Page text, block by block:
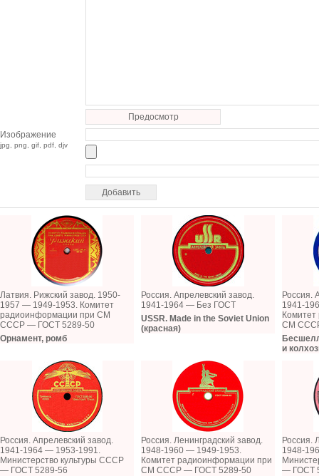
Предосмотр
Изображение
jpg, png, gif, pdf, djv
Латвия. Рижский завод. 1950-
1957 — 1949-1953. Комитет
радиоинформации при СМ
СССР — ГОСТ 5289-50
Орнамент, ромб
Россия. Апрелевский завод.
1941-1964 — Без ГОСТ
USSR. Made in the Soviet Union
(красная)
Россия.
1941-
СМ
и
Россия. Апрелевский завод.
1941-1964 — 1953-1991.
Министерство культуры СССР
— ГОСТ 5289-56
Россия. Ленинградский завод.
1948-1960 — 1949-1953.
Комитет радиоинформации при
СМ СССР — ГОСТ 5289-50
Россия.
1948-
— ГОСТ